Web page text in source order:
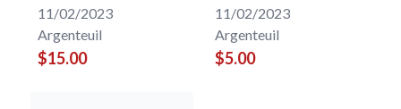
11/02/2023
Argenteuil
$15.00
11/02/2023
Argenteuil
$5.00